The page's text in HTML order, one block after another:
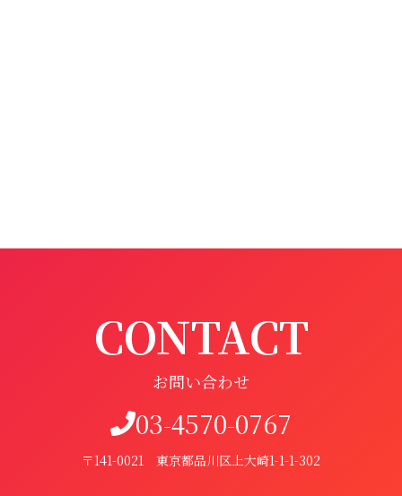
CONTACT
お問い合わせ
03-4570-0767
〒141-0021 東京都品川区上大崎1-1-1-302